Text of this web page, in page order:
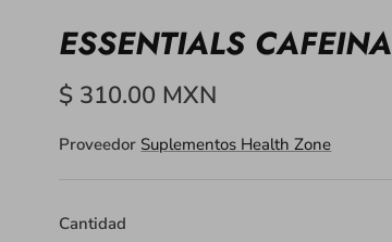
ESSENTIALS CAFEINA
$ 310.00 MXN
Proveedor Suplementos Health Zone
Cantidad